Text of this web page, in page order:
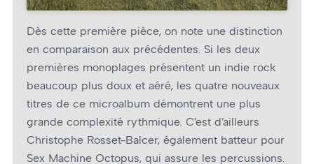
Dès cette première pièce, on note une distinction
en comparaison aux précédentes. Si les deux
premières monoplages présentent un indie rock
beaucoup plus doux et aéré, les quatre nouveaux
titres de ce microalbum démontrent une plus
grande complexité rythmique. C’est d’ailleurs
Christophe Rosset-Balcer, également batteur pour
Sex Machine Octopus, qui assure les percussions.